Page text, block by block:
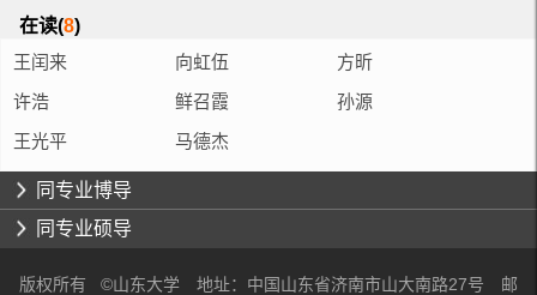
在读(8)
王闰来
向虹伍
方昕
许浩
鲜召霞
孙源
王光平
马德杰
同专业博导
同专业硕导
版权所有 ©山东大学 地址：中国山东省济南市山大南路27号 邮